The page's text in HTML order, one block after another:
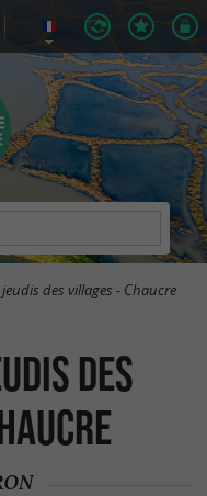
des villages - Chaucre
des